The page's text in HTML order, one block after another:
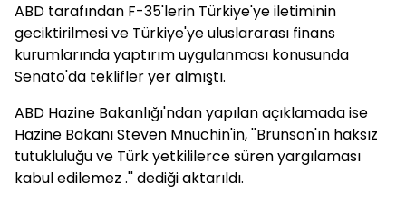
ABD tarafından F-35'lerin Türkiye'ye iletiminin
geciktirilmesi ve Türkiye'ye uluslararası finans
kurumlarında yaptırım uygulanması konusunda
Senato'da teklifler yer almıştı.
ABD Hazine Bakanlığı'ndan yapılan açıklamada ise
Hazine Bakanı Steven Mnuchin'in, ''Brunson'ın haksız
tutukluluğu ve Türk yetkililerce süren yargılaması
kabul edilemez .'' dediği aktarıldı.